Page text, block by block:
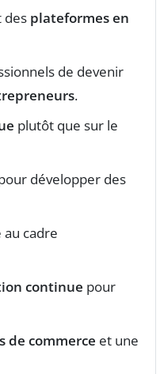
des plateformes en
de devenir
.
plutôt que sur le
développer des
cadre
continue pour
de commerce et une